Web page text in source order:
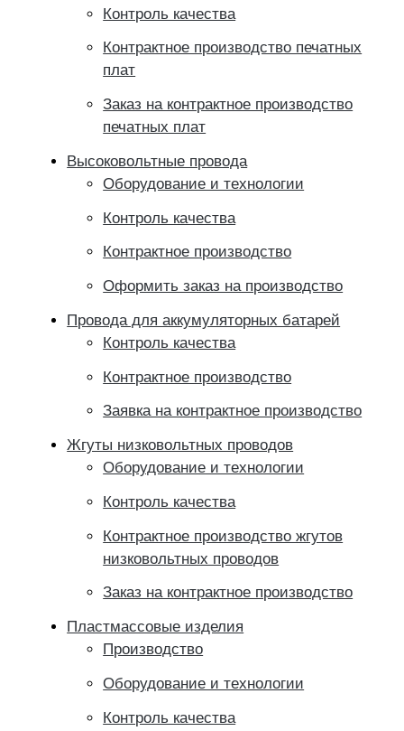
Контроль качества
Контрактное производство печатных
плат
Заказ на контрактное производство
печатных плат
Высоковольтные провода
Оборудование и технологии
Контроль качества
Контрактное производство
Оформить заказ на производство
Провода для аккумуляторных батарей
Контроль качества
Контрактное производство
Заявка на контрактное производство
Жгуты низковольтных проводов
Оборудование и технологии
Контроль качества
Контрактное производство жгутов
низковольтных проводов
Заказ на контрактное производство
Пластмассовые изделия
Производство
Оборудование и технологии
Контроль качества